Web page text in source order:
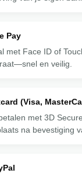
Pay
met Face ID of
en veilig.
(Visa,
met 3D
na bevestiging